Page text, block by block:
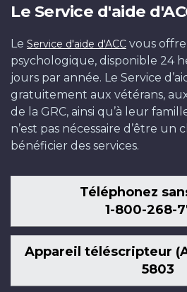
Le Service d'aide
Le Service d'aide d'ACC vous
psychologique, disponible 24
jours par année. Le Service
gratuitement aux vétérans,
de la GRC, ainsi qu’à leur
n’est pas nécessaire d’être un
bénéficier des services.
Téléphonez
1-800-268-
Appareil téléscripteur
5803